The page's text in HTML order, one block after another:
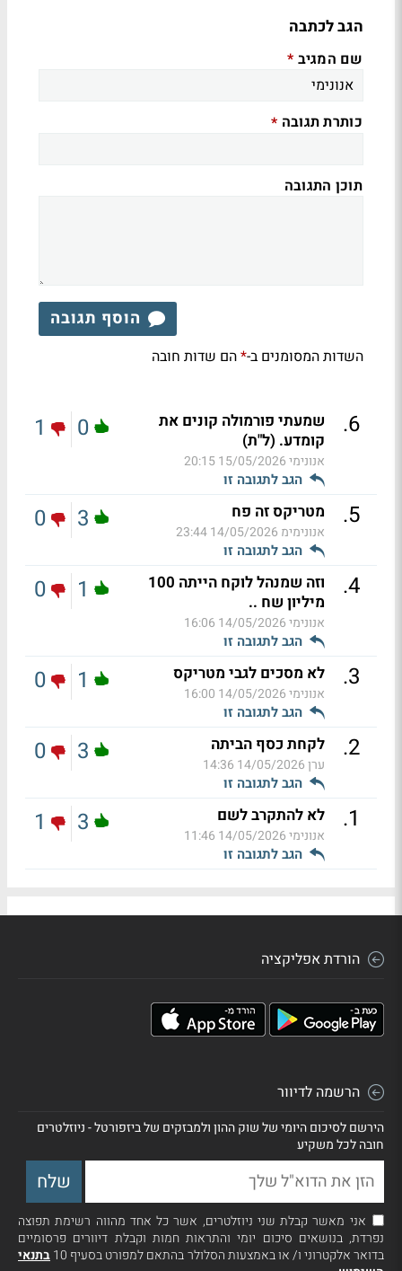
הגב לכתבה
שם המגיב *
כותרת תגובה *
תוכן התגובה
הוסף תגובה
השדות המסומנים ב-*הם שדות חובה
6
.
שמעתי פורמולה קונים את
קומדע. (ל"ת)
אנונימי15/05/2026 20:15
הגב לתגובה זו
0
1
5
. מטריקס זה פח
אנונימימ 14/05/2026 23:44
הגב לתגובה זו
3
0
4
.
וזה שמנהל לוקח הייתה 100
מיליון שח ..
אנונימי14/05/2026 16:06
הגב לתגובה זו
1
0
3
. לא מסכים לגבי מטריקס
אנונימי14/05/2026 16:00
הגב לתגובה זו
1
0
2
. לקחת כסף הביתה
ערן14/05/2026 14:36
הגב לתגובה זו
3
0
1
. לא להתקרב לשם
אנונימי14/05/2026 11:46
הגב לתגובה זו
3
1
הורדת אפליקציה
הרשמה לדיוור
הירשם לסיכום היומי של שוק ההון ולמבזקים של ביזפורטל - ניוזלטרים
חובה לכל משקיע
אני מאשר קבלת שני ניוזלטרים, אשר כל אחד מהווה רשימת תפוצה
נפרדת, בנושאים סיכום יומי והתראות חמות וקבלת דיוורים פרסומיים
בדואר אלקטרוני ו/ או באמצעות הסלולר בהתאם למפורט בסעיף 10
בתנאי